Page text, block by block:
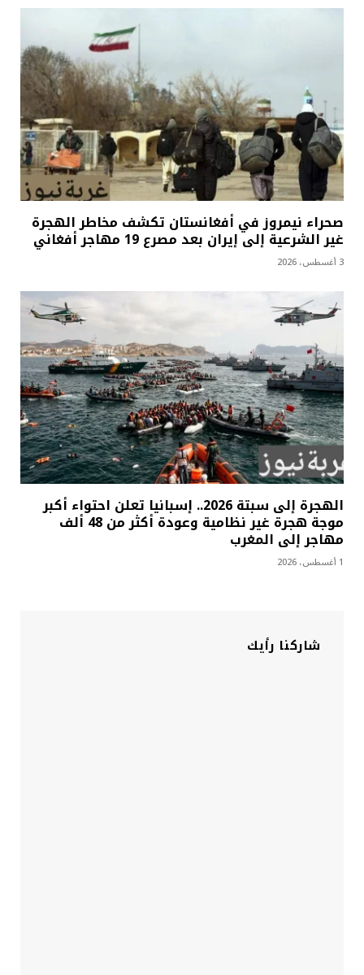
صحراء نيمروز في أفغانستان تكشف مخاطر الهجرة
غير الشرعية إلى إيران بعد مصرع 19 مهاجر أفغاني
3 أغسطس، 2026
الهجرة إلى سبتة 2026.. إسبانيا تعلن احتواء أكبر
موجة هجرة غير نظامية وعودة أكثر من 48 ألف
مهاجر إلى المغرب
1 أغسطس، 2026
شاركنا رأيك